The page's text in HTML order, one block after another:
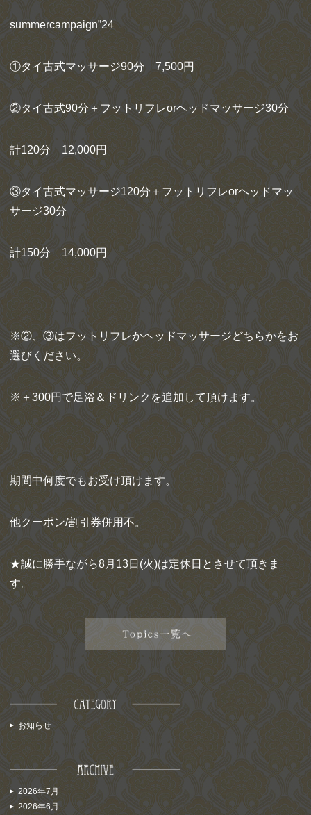
summercampaign”24
①タイ古式マッサージ90分 7,500円
②タイ古式90分＋フットリフレorヘッドマッサージ30分
計120分 12,000円
③タイ古式マッサージ120分＋フットリフレorヘッドマッ
サージ30分
計150分 14,000円
※②、③はフットリフレかヘッドマッサージどちらかをお
選びください。
※＋300円で足浴＆ドリンクを追加して頂けます。
期間中何度でもお受け頂けます。
他クーポン/割引券併用不。
★誠に勝手ながら8月13日(火)は定休日とさせて頂きま
す。
お知らせ
2026年7月
2026年6月